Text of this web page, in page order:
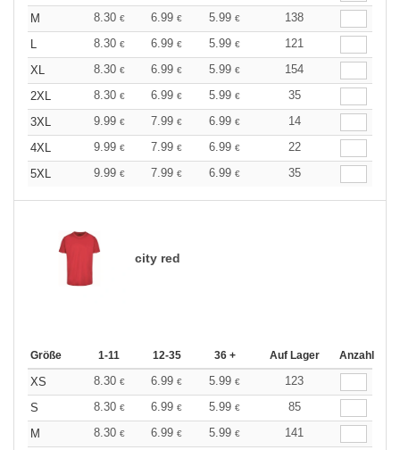
M
8.30 € 6.99 € 5.99 €
138
8.30 € 6.99 € 5.99 €
121
XL
8.30 € 6.99 € 5.99 €
154
2XL
8.30 € 6.99 € 5.99 €
35
3XL
9.99 € 7.99 € 6.99 €
14
4XL
9.99 € 7.99 € 6.99 €
22
5XL
9.99 € 7.99 € 6.99 € 35
city red
Größe 1-11 12-35 36 + Auf Lager Anzahl
XS 8.30 € 6.99 € 5.99 €
123
S
8.30 € 6.99 € 5.99 €
85
M
8.30 € 6.99 € 5.99 €
141